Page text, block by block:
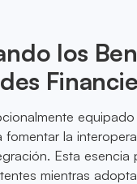
los
la
Esta
mientras